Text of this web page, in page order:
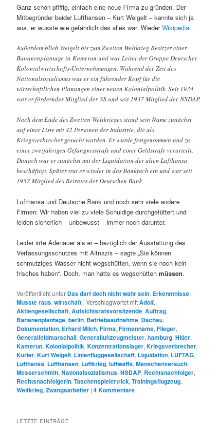
Ganz schön pfiffig, einfach eine neue Firma zu gründen. Der
Mitbegründer beider Lufthansen – Kurt Weigelt – kannte sich ja
aus, er wusste wie gefährlich das alles war. WiederWikipedia:
Außerdem blieb Weigelt bis zum Zweiten Weltkrieg Besitzer einer
Bananenplantage in Kamerun und war Leiter der Gruppe Deutscher
Kolonialwirtschafts-Unternehmungen. Während der Zeit des
Nationalsozialismus war er ein führender Kopf für die
wirtschaftlichen Planungen einer neuen Kolonialpolitik. Seit 1934
war er förderndes Mitglied der SS und seit 1937 Mitglied der NSDAP.
Nach dem Ende des Zweiten Weltkrieges stand sein Name zunächst
auf einer Liste mit 42 Personen der Industrie, die als
Kriegsverbrecher gesucht wurden. Er wurde festgenommen und zu
einer zweijährigen Gefängnisstrafe und einer Geldstrafe verurteilt.
Danach war er zunächst mit der Liquidation der alten Lufthansa
beschäftigt. Später trat er wieder in das Bankfach ein und war seit
1952 Mitglied des Beirates der Deutschen Bank.
Lufthansa und Deutsche Bank und noch sehr viele andere
Firmen: Wir haben viel zu viele Schuldige durchgefüttert und
leiden sicherlich – unbewusst – immer noch darunter.
Leider irrte Adenauer als er – bezüglich der Ausstattung des
Verfassungsschutzes mit Altnazis – sagte „Sie können
schmutziges Wasser nicht wegschütten, wenn sie noch kein
frisches haben“. Doch, man hätte es wegschüttenmüssen.
Veröffentlicht unter Das darf doch nicht wahr sein, Erkenntnisse,
Musste raus,wirtschaft |Verschlagwortet mitAdolf,
Aktiengesellschaft,Aufsichtsratsvorsitzende,Auftrag,
Bananenplantage,berlin, Betriebsaufnahme, Dachau,
Dokumentation, Erhard Milch,Firma,Firmenname,Flieger,
Generalfeldmarschall,Generalluftzeugmeister,hamburg,Hitler,
Kamerun,Kolonialpolitik,Konzentrationslager,Kriegsverbrecher,
Kurier,Kurt Weigelt, Linienfluggesellschaft, Liquidation, LUFTAG,
Lufthansa, Lufthansen, Luftkrieg,luftwaffe,Menschenversuch,
Messerschmitt,Nationalsozialismus,NSDAP, Rechtsnachfolger,
Rechtsnachfolgerin,Taschenspielertrick,Trainingsflugzeug,
Weltkrieg,Zwangsarbeiter |4Kommentare
LETZTE EINTRÄGE